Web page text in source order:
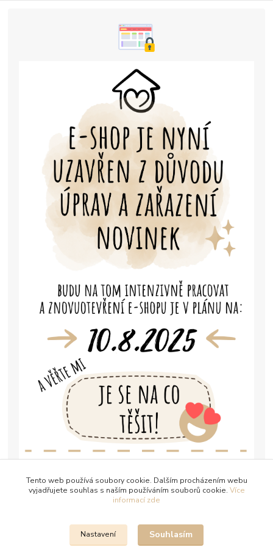
Tento web používá soubory cookie. Dalším procházením webu
vyjadřujete souhlas s naším používáním souborů cookie. Více
informací zde
Nastavení Souhlasím